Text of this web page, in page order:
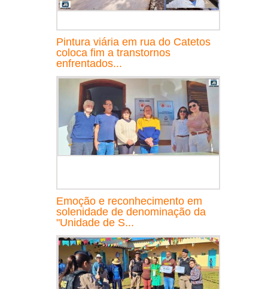
Pintura viária em rua do Catetos
coloca fim a transtornos
enfrentados...
Emoção e reconhecimento em
solenidade de denominação da
"Unidade de S...